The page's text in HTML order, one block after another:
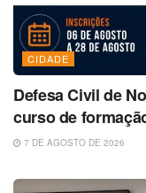
CIDADE
Defesa Civil de
curso de
7 DE AGOSTO DE 2026